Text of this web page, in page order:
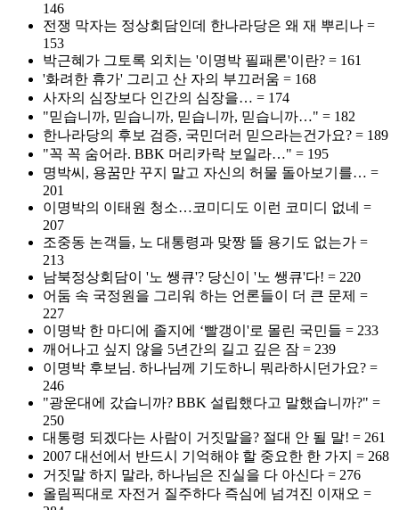
146
전쟁 막자는 정상회담인데 한나라당은 왜 재 뿌리나 =
153
박근혜가 그토록 외치는 '이명박 필패론'이란? = 161
'화려한 휴가' 그리고 산 자의 부끄러움 = 168
사자의 심장보다 인간의 심장을… = 174
"믿습니까, 믿습니까, 믿습니까, 믿습니까…" = 182
한나라당의 후보 검증, 국민더러 믿으라는건가요? = 189
"꼭 꼭 숨어라. BBK 머리카락 보일라…" = 195
명박씨, 용꿈만 꾸지 말고 자신의 허물 돌아보기를… =
201
이명박의 이태원 청소…코미디도 이런 코미디 없네 =
207
조중동 논객들, 노 대통령과 맞짱 뜰 용기도 없는가 =
213
남북정상회담이 '노 쌩큐'? 당신이 '노 쌩큐'다! = 220
어둠 속 국정원을 그리워 하는 언론들이 더 큰 문제 =
227
이명박 한 마디에 졸지에 ‘빨갱이'로 몰린 국민들 = 233
깨어나고 싶지 않을 5년간의 길고 깊은 잠 = 239
이명박 후보님. 하나님께 기도하니 뭐라하시던가요? =
246
"광운대에 갔습니까? BBK 설립했다고 말했습니까?" =
250
대통령 되겠다는 사람이 거짓말을? 절대 안 될 말! = 261
2007 대선에서 반드시 기억해야 할 중요한 한 가지 = 268
거짓말 하지 말라, 하나님은 진실을 다 아신다 = 276
올림픽대로 자전거 질주하다 즉심에 넘겨진 이재오 =